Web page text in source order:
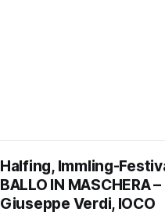
Halfing, Immling-
BALLO IN MASCHERA –
Giuseppe Verdi, IOCO